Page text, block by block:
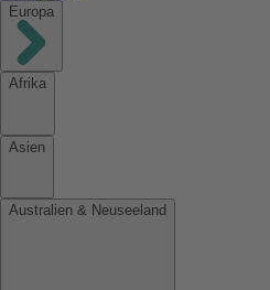
Europa
Afrika
Asien
Australien & Neuseeland